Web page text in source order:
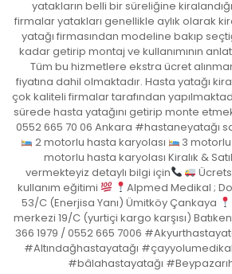
yatakların belli bir süreliğine
firmalar yatakları genellikle aylık olarak
yatağı firmasından modeline bakıp
kadar getirip montaj ve kullanımının
Tüm bu hizmetlere ekstra ücret
fiyatına dahil olmaktadır. Hasta yatağı
çok kaliteli firmalar tarafından
sürede hasta yatağını getirip monte
0552 665 70 06 Ankara #hastaneyatağı
2 motorlu hasta karyolası
3
motorlu hasta karyolası Kiralık &
vermekteyiz detaylı bilgi için
kullanım eğitimi
Alpmed Medikal ;
53/C (Enerjisa Yanı) Ümitköy Çankaya
merkezi 19/C (yurtiçi kargo karşısı)
366 1979 / 0552 665 7006
#Altındağhastayatağı
#bâlahastayatağı